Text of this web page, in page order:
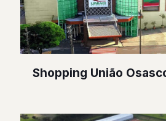
Shopping União